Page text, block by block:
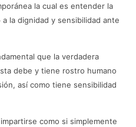
la cual es entender la
la dignidad y sensibilidad ante
que la verdadera
debe y tiene rostro humano
así como tiene sensibilidad
como si simplemente